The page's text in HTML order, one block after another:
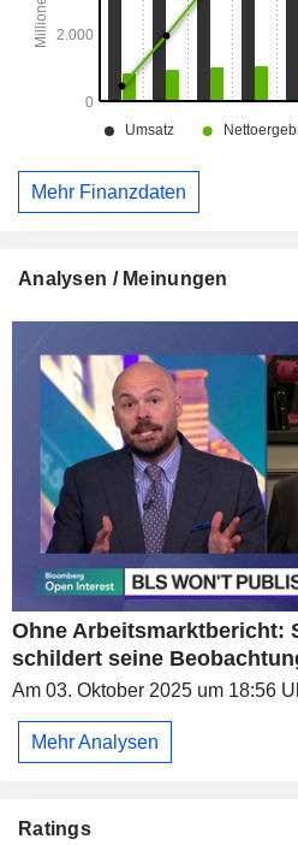
Mehr Finanzdaten
Analysen / Meinungen
Ohne Arbeitsmarktbericht:
schildert seine
Am 03. Oktober 2025 um 18:56
Mehr Analysen
Ratings